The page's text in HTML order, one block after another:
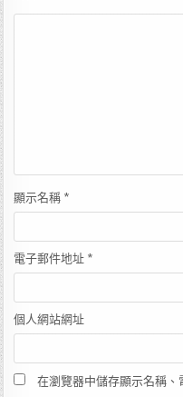
顯示名稱 *
電子郵件地址 *
個人網站網址
在瀏覽器中儲存顯示名稱、